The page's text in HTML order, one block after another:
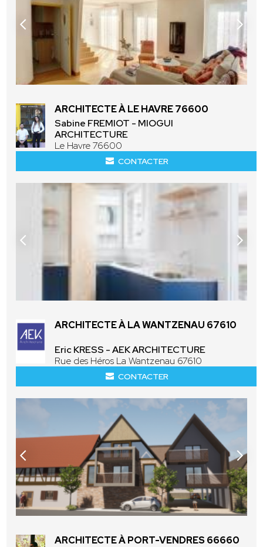
ARCHITECTE À LE HAVRE 76600
Sabine FREMIOT - MIOGUI
ARCHITECTURE
Le Havre 76600
CONTACTER
ARCHITECTE À LA WANTZENAU 67610
Eric KRESS - AEK ARCHITECTURE
Rue des Héros La Wantzenau 67610
CONTACTER
ARCHITECTE À PORT-VENDRES 66660